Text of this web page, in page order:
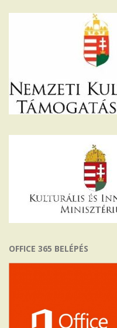
OFFICE 365 BELÉPÉS